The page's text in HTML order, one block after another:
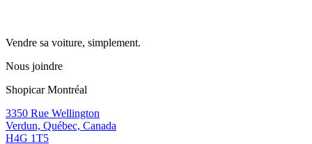
Vendre sa voiture, simplement.
Nous joindre
Shopicar Montréal
3350 Rue Wellington
Verdun, Québec, Canada
H4G 1T5